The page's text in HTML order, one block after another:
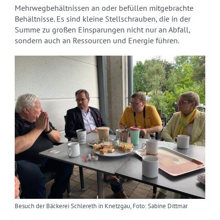
Mehrwegbehältnissen an oder befüllen mitgebrachte
Behältnisse. Es sind kleine Stellschrauben, die in der
Summe zu großen Einsparungen nicht nur an Abfall,
sondern auch an Ressourcen und Energie führen.
Besuch der Bäckerei Schlereth in Knetzgau, Foto: Sabine Dittmar